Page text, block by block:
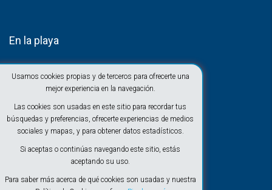
Usamos cookies propias y de terceros para ofrecerte una
mejor experiencia en la navegación.
Las cookies son usadas en este sitio para recordar tus
búsquedas y preferencias, ofrecerte experiencias de medios
sociales y mapas, y para obtener datos estadísticos.
Si aceptas o continúas navegando este sitio, estás
aceptando su uso.
Para saber más acerca de qué cookies son usadas y nuestra
En la playa